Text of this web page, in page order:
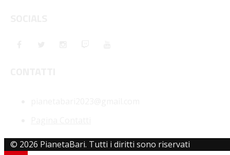
© 2026 PianetaBari. Tutti i diritti sono riservati